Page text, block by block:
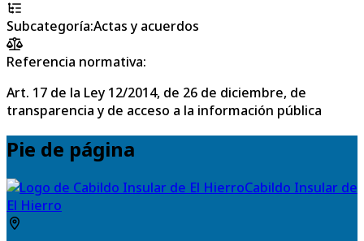
Subcategoría:Actas y acuerdos
Referencia normativa:
Art. 17 de la Ley 12/2014, de 26 de diciembre, de
transparencia y de acceso a la información pública
Pie de página
Cabildo Insular de
El Hierro